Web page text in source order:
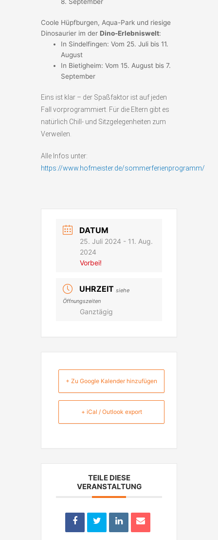
8. September
Coole Hüpfburgen, Aqua-Park und riesige
Dinosaurier im der Dino-Erlebniswelt:
In Sindelfingen: Vom 25. Juli bis 11.
August
In Bietigheim: Vom 15. August bis 7.
September
Eins ist klar – der Spaßfaktor ist auf jeden
Fall vorprogrammiert. Für die Eltern gibt es
natürlich Chill- und Sitzgelegenheiten zum
Verweilen.
Alle Infos unter:
https://www.hofmeister.de/sommerferienprogramm/
DATUM
25. Juli 2024 - 11. Aug.
2024
Vorbei!
UHRZEIT siehe
Öffnungszeiten
Ganztägig
+ Zu Google Kalender hinzufügen
+ iCal / Outlook export
TEILE DIESE
VERANSTALTUNG